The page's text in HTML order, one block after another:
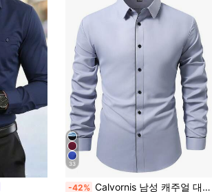
33
-42% Calvornis 남성 캐주얼 대비 파이핑 긴팔 셔츠, 일상 착용 및 출퇴근에 적합, 봄/가을, 정장, 행사